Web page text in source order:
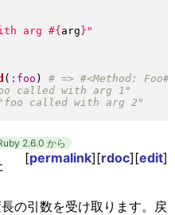
arg #{ arg } "
( :foo )
2.6.0 から
[permalink][rdoc][edit]
の引数を受け取ります。戻